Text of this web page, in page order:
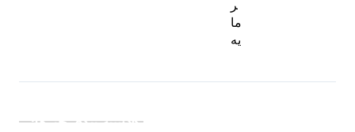
ر
ما
یه
دسته بندی خبرها: